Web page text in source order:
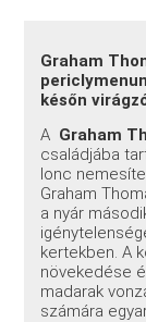
Graham
későn
A Graham
családjába
lonc
Graham
a nyár
kertekben. A
növekedése
madarak
számára